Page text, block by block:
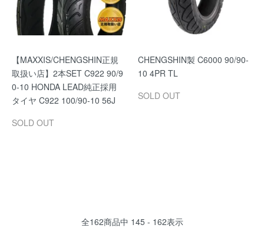
【MAXXIS/CHENGSHIN正規
取扱い店】2本SET C922 90/9
0-10 HONDA LEAD純正採用
タイヤ C922 100/90-10 56J
SOLD OUT
CHENGSHIN製 C6000 90/90-
10 4PR TL
SOLD OUT
全162商品中 145 - 162表示